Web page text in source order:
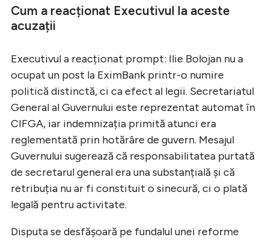
Cum a reacționat Executivul la aceste
acuzații
Executivul a reacționat prompt: Ilie Bolojan nu a
ocupat un post la EximBank printr-o numire
politică distinctă, ci ca efect al legii. Secretariatul
General al Guvernului este reprezentat automat în
CIFGA, iar indemnizația primită atunci era
reglementată prin hotărâre de guvern. Mesajul
Guvernului sugerează că responsabilitatea purtată
de secretarul general era una substanțială și că
retribuția nu ar fi constituit o sinecură, ci o plată
legală pentru activitate.
Disputa se desfășoară pe fundalul unei reforme